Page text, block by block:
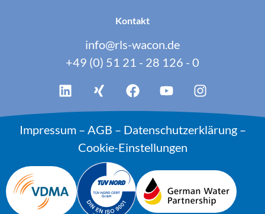
Kontakt
info@rls-wacon.de
+49 (0) 51 21 - 28 126 - 0
Impressum– AGB – Datenschutzerklärung–
Cookie-Einstellungen